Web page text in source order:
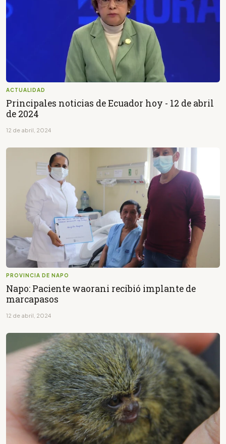
ACTUALIDAD
Principales noticias de Ecuador hoy - 12 de abril
de 2024
12 de abril, 2024
PROVINCIA DE NAPO
Napo: Paciente waorani recibió implante de
marcapasos
12 de abril, 2024